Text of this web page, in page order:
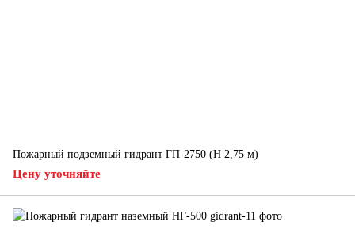
Пожарный подземный гидрант ГП-2750 (H 2,75 м)
Цену уточняйте